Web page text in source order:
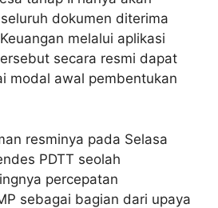
dokumen diterima
melalui aplikasi
secara resmi dapat
modal awal pembentukan
resminya pada Selasa
PDTT seolah
percepatan
sebagai bagian dari upaya